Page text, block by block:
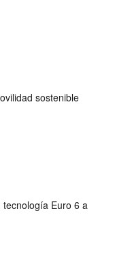
sostenible
Euro 6 a